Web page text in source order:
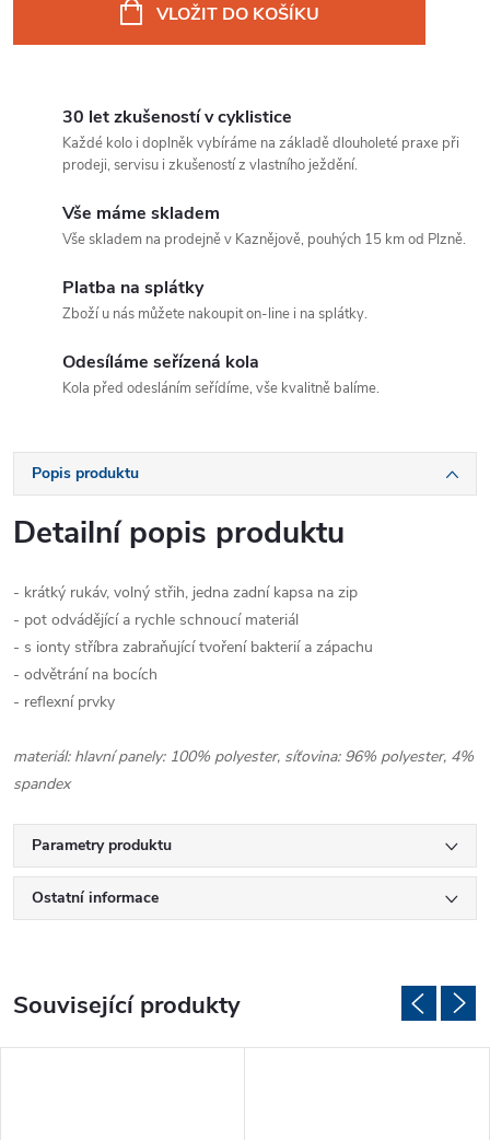
VLOŽIT DO KOŠÍKU
30 let zkušeností v cyklistice
Každé kolo i doplněk vybíráme na základě dlouholeté praxe při
prodeji, servisu i zkušeností z vlastního ježdění.
Vše máme skladem
Vše skladem na prodejně v Kaznějově, pouhých 15 km od Plzně.
Platba na splátky
Zboží u nás můžete nakoupit on-line i na splátky.
Odesíláme seřízená kola
Kola před odesláním seřídíme, vše kvalitně balíme.
Popis produktu
Detailní popis produktu
- krátký rukáv, volný střih, jedna zadní kapsa na zip
- pot odvádějící a rychle schnoucí materiál
- s ionty stříbra zabraňující tvoření bakterií a zápachu
- odvětrání na bocích
- reflexní prvky
materiál: hlavní panely: 100% polyester, síťovina: 96% polyester, 4%
spandex
Parametry produktu
Ostatní informace
Související produkty